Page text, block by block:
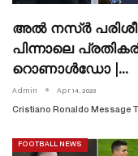
അൽ നസ്ർ
പിന്നാലെ
റൊണാൾഡോ |…
Admin Apr 14, 2023
Cristiano Ronaldo Message
FOOTBALL NEWS